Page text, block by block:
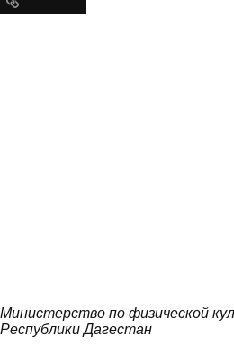
Министерство по физической
Республики Дагестан